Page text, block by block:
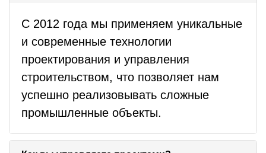
С 2012 года мы применяем уникальные
и современные технологии
проектирования и управления
строительством, что позволяет нам
успешно реализовывать сложные
промышленные объекты.